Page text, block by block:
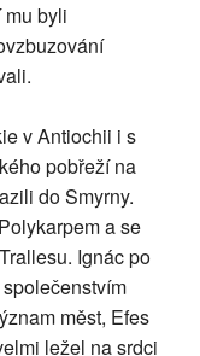
byli
v Antiochii i s
pobřeží na
do Smyrny.
a se
Ignác po
měst, Efes
ležel na srdci